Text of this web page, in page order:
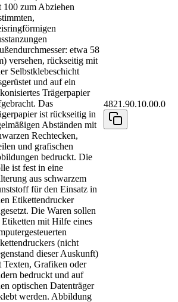
100 zum Abziehen
etwa 58
versehen, rückseitig mit
Selbstklebeschicht
und auf ein
Trägerpapier
Das
ist rückseitig in
Abständen mit
Rechtecken,
und grafischen
bedruckt. Die
ist fest in eine
aus schwarzem
für den Einsatz in
Etikettendrucker
Die Waren sollen
Etiketten mit Hilfe eines
(nicht
dieser Auskunft)
Texten, Grafiken oder
bedruckt und auf
optischen Datenträger
werden. Abbildung
4821.90.10.00.0